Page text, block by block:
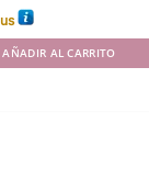
AÑADIR AL CARRITO